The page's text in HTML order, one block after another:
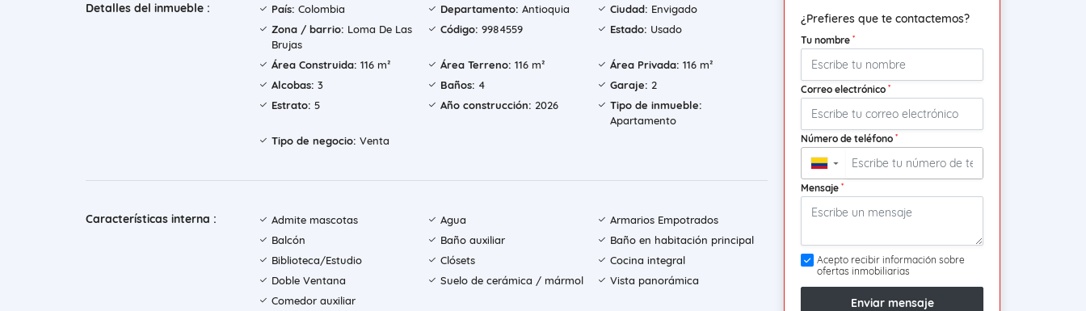
Detalles del inmueble : País: Colombia Departamento: Antioquia Ciudad: Envigado
Zona / barrio: Loma De Las
Brujas
Código: 9984559 Estado: Usado
Área Construida: 116 m² Área Terreno: 116 m² Área Privada: 116 m²
Alcobas: 3 Baños: 4 Garaje: 2
Estrato: 5 Año construcción: 2026
Tipo de inmueble:
Apartamento
Tipo de negocio: Venta
Características interna : Admite mascotas Agua
Armarios Empotrados
Balcón
Baño auxiliar
Baño en habitación principal
Biblioteca/Estudio
Clósets
Cocina integral
Doble Ventana
Suelo de cerámica / mármol
Vista panorámica
Comedor auxiliar
¿Prefieres que te contactemos?
Tu nombre *
Correo electrónico *
Número de teléfono *
▼
Mensaje *
Acepto recibir información sobre
ofertas inmobiliarias
Enviar mensaje